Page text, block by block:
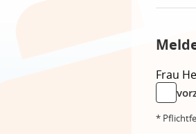
Frau
*